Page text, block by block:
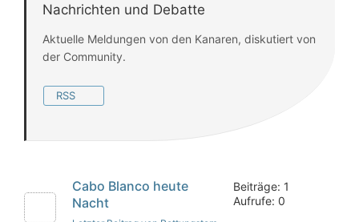
Nachrichten und Debatte
Aktuelle Meldungen von den Kanaren, diskutiert von
der Community.
RSS
Cabo Blanco heute
Nacht
Beiträge: 1
Aufrufe: 0